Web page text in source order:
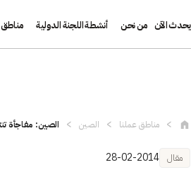
يحدث الآن من نحن أنشطة اللجنة الدولية
مناطق عملنا الصين الصين: مفاجأة
مقال 28-02-2014